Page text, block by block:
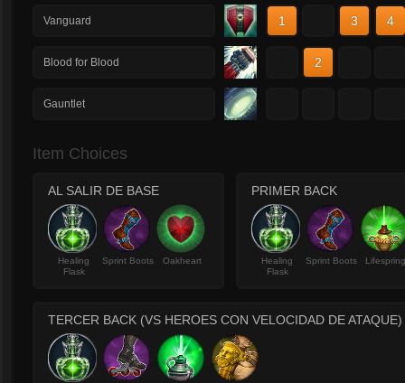
Vanguard 1 3 4
Blood for Blood 2
Gauntlet
Item Choices
AL SALIR DE BASE
Healing
Flask
Sprint Boots Oakheart
PRIMER BACK
Healing
Flask
Sprint Boots
TERCER BACK (VS HEROES CON VELOCIDAD DE ATAQUE)